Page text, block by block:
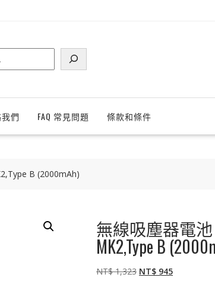
們 FAQ 常見問題 條款和條件
B (2000mAh)
無線吸塵器電池
MK2,Type B
NT$1,323 原
NT$ 945目